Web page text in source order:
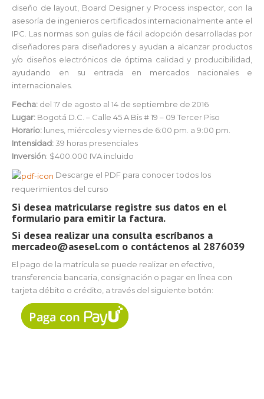
diseño de layout, Board Designer y Process inspector, con la
asesoría de ingenieros certificados internacionalmente ante el
IPC. Las normas son guías de fácil adopción desarrolladas por
diseñadores para diseñadores y ayudan a alcanzar productos
y/o diseños electrónicos de óptima calidad y producibilidad,
ayudando en su entrada en mercados nacionales e
internacionales.
Fecha: del 17 de agosto al 14 de septiembre de 2016
Lugar: Bogotá D.C. – Calle 45 A Bis # 19 – 09 Tercer Piso
Horario: lunes, miércoles y viernes de 6:00 pm. a 9:00 pm.
Intensidad:39 horas presenciales
Inversión: $400.000 IVA incluido
Descarge el PDF para conocer todos los
requerimientos del curso
Si desea matricularse registre sus datos en el
formulario para emitir la factura.
Si desea realizar una consulta escríbanos a
mercadeo@asesel.com o contáctenos al 2876039
El pago de la matrícula se puede realizar en efectivo,
transferencia bancaria, consignación o pagar en línea con
tarjeta débito o crédito, a través del siguiente botón: